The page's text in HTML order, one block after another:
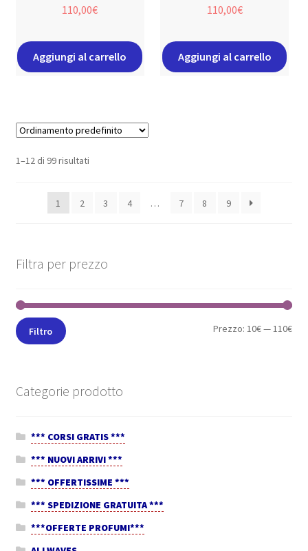
110,00€
Aggiungi al carrello
110,00€
Aggiungi al carrello
1–12 di 99 risultati
1 2 3 4 … 7 8 9
Filtra per prezzo
Filtro Prezzo:10€—110€
Categorie prodotto
*** CORSI GRATIS ***
*** NUOVI ARRIVI ***
*** OFFERTISSIME ***
*** SPEDIZIONE GRATUITA ***
***OFFERTE PROFUMI***